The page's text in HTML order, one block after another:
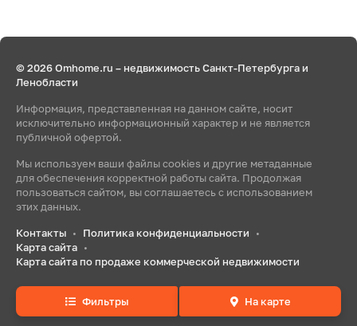
© 2026 Omhome.ru – недвижимость Санкт-Петербурга и
Ленобласти
Информация, представленная на данном сайте, носит
исключительно информационный характер и не является
публичной офертой.
Мы используем ваши файлы cookies и другие метаданные
для обеспечения корректной работы сайта. Продолжая
пользоваться сайтом, вы соглашаетесь с использованием
этих данных.
Контакты • Политика конфиденциальности •
Карта сайта •
Карта сайта по продаже коммерческой недвижимости
Фильтры На карте